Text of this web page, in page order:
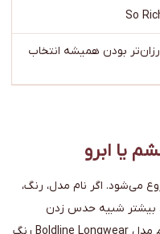
بودن همیشه انتخاب
یا ابرو
می‌شود. اگر نام مدل، رنگ،
بیشتر شبیه حدس زدن